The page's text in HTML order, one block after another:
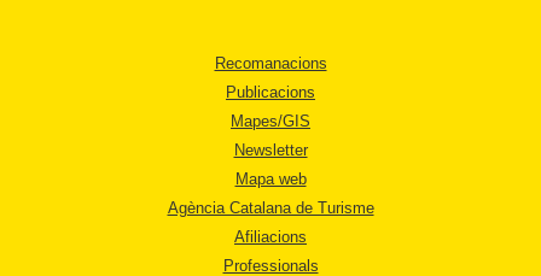
Recomanacions
Publicacions
Mapes/GIS
Newsletter
Mapa web
Agència Catalana de Turisme
Afiliacions
Professionals